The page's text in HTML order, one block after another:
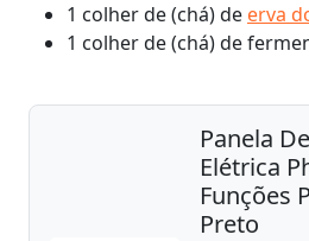
1 colher de (chá) de erva
1 colher de (chá) de
Panela
Elétrica
Funções
Preto